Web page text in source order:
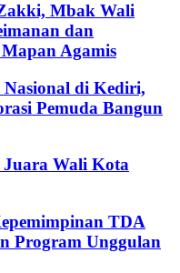
Mbak Wali
dan
Agamis
di Kediri,
Pemuda Bangun
Juara Wali Kota
TDA
Program Unggulan